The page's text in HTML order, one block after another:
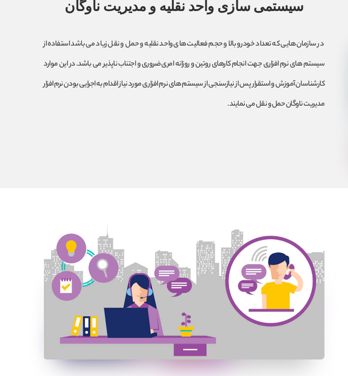
سیستمی سازی واحد نقلیه و مدیریت ناوگان
در سازمان هایی که تعداد خودرو بالا و حجم فعالیت های واحد نقلیه و حمل و نقل زیاد می باشد استفاده از
سیستم های نرم افزاری جهت انجام کارهای روتین و روزانه امری ضروری و اجتناب ناپذیر می باشد. در این موارد
کارشناسان آموزش و استقرار پس از نیازسنجی از سیستم های نرم افزاری مورد نیاز اقدام به اجرایی بودن نرم افزار
مدیریت ناوگان حمل و نقل می نمایند.